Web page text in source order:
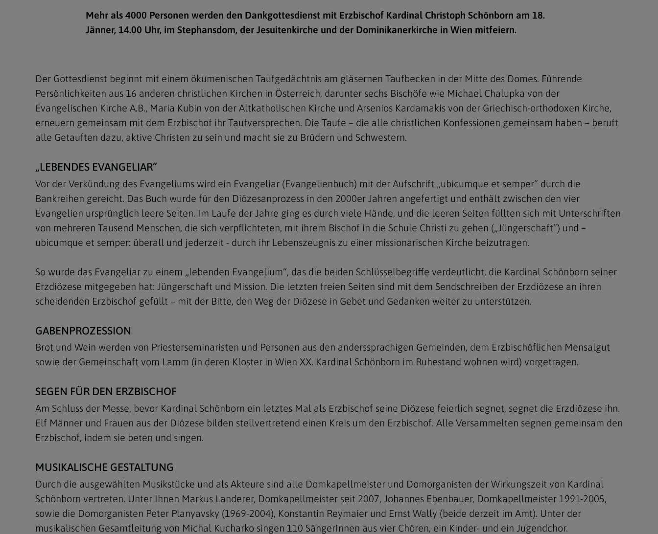
Fastenzeit
Christi Himmelfahrt
Pfingsten
Fronleichnam
Erntedank
Allerheiligen und Allerseelen
7 Todsünden
Navigation schließen
Navigation schließen
Telefonseelsorge
Konservatorium für
Kirchenmusik
Theologische Kurse
Einsamkeit
Personen
Anderssprachige Gemeinden
Organigramm
Meldungsarchiv
Navigation schließen
Mehr als 4000 Personen werden den Dankgottesdienst mit Erzbischof Kardinal Christoph Schönborn am 18.
Jänner, 14.00 Uhr, im Stephansdom, der Jesuitenkirche und der Dominikanerkirche in Wien mitfeiern.
Der Gottesdienst beginnt mit einem ökumenischen Taufgedächtnis am gläsernen Taufbecken in der Mitte des Domes. Führende
Persönlichkeiten aus 16 anderen christlichen Kirchen in Österreich, darunter sechs Bischöfe wie Michael Chalupka von der
Evangelischen Kirche A.B., Maria Kubin von der Altkatholischen Kirche und Arsenios Kardamakis von der Griechisch-orthodoxen Kirche,
erneuern gemeinsam mit dem Erzbischof ihr Taufversprechen. Die Taufe – die alle christlichen Konfessionen gemeinsam haben – beruft
alle Getauften dazu, aktive Christen zu sein und macht sie zu Brüdern und Schwestern.
„LEBENDES EVANGELIAR“
Vor der Verkündung des Evangeliums wird ein Evangeliar (Evangelienbuch) mit der Aufschrift „ubicumque et semper“ durch die
Bankreihen gereicht. Das Buch wurde für den Diözesanprozess in den 2000er Jahren angefertigt und enthält zwischen den vier
Evangelien ursprünglich leere Seiten. Im Laufe der Jahre ging es durch viele Hände, und die leeren Seiten füllten sich mit Unterschriften
von mehreren Tausend Menschen, die sich verpflichteten, mit ihrem Bischof in die Schule Christi zu gehen („Jüngerschaft“) und –
ubicumque et semper: überall und jederzeit - durch ihr Lebenszeugnis zu einer missionarischen Kirche beizutragen.
So wurde das Evangeliar zu einem „lebenden Evangelium“, das die beiden Schlüsselbegriffe verdeutlicht, die Kardinal Schönborn seiner
Erzdiözese mitgegeben hat: Jüngerschaft und Mission. Die letzten freien Seiten sind mit dem Sendschreiben der Erzdiözese an ihren
scheidenden Erzbischof gefüllt – mit der Bitte, den Weg der Diözese in Gebet und Gedanken weiter zu unterstützen.
GABENPROZESSION
Brot und Wein werden von Priesterseminaristen und Personen aus den anderssprachigen Gemeinden, dem Erzbischöflichen Mensalgut
sowie der Gemeinschaft vom Lamm (in deren Kloster in Wien XX. Kardinal Schönborn im Ruhestand wohnen wird) vorgetragen.
SEGEN FÜR DEN ERZBISCHOF
Am Schluss der Messe, bevor Kardinal Schönborn ein letztes Mal als Erzbischof seine Diözese feierlich segnet, segnet die Erzdiözese ihn.
Elf Männer und Frauen aus der Diözese bilden stellvertretend einen Kreis um den Erzbischof. Alle Versammelten segnen gemeinsam den
Erzbischof, indem sie beten und singen.
MUSIKALISCHE GESTALTUNG
Durch die ausgewählten Musikstücke und als Akteure sind alle Domkapellmeister und Domorganisten der Wirkungszeit von Kardinal
Schönborn vertreten. Unter Ihnen Markus Landerer, Domkapellmeister seit 2007, Johannes Ebenbauer, Domkapellmeister 1991-2005,
sowie die Domorganisten Peter Planyavsky (1969-2004), Konstantin Reymaier und Ernst Wally (beide derzeit im Amt). Unter der
musikalischen Gesamtleitung von Michal Kucharko singen 110 SängerInnen aus vier Chören, ein Kinder- und ein Jugendchor.